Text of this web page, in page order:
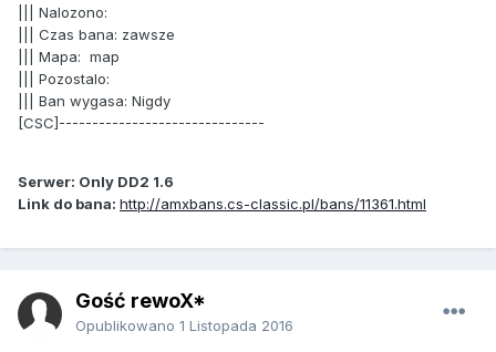
||| Nalozono:
||| Czas bana: zawsze
||| Mapa: map
||| Pozostalo:
||| Ban wygasa: Nigdy
[CSC]-------------------------------
Serwer: Only DD2 1.6
Link do bana: http://amxbans.cs-classic.pl/bans/11361.html
Gość rewoX*
Opublikowano 1 Listopada 2016